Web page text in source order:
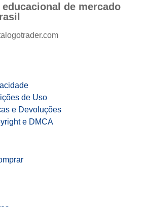
de mercado
de Uso
e Devoluções
e DMCA